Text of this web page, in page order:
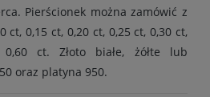
Pierścionek można zamówić z
ct, 0,15 ct, 0,20 ct, 0,25 ct, 0,30 ct,
ct. Złoto białe, żółte lub
oraz platyna 950.